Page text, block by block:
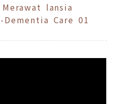
Merawat lansia
Care 01